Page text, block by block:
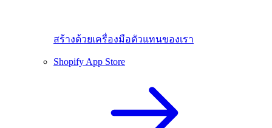
สร้างด้วยเครื่องมือตัวแทนของเรา
Shopify App Store